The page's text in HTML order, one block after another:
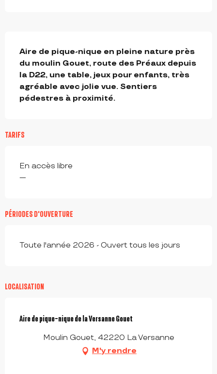
Aire de pique-nique en pleine nature près
du moulin Gouet, route des Préaux depuis
la D22, une table, jeux pour enfants, très
agréable avec jolie vue. Sentiers
pédestres à proximité.
TARIFS
En accès libre
—
PÉRIODES D'OUVERTURE
Toute l'année 2026 - Ouvert tous les jours
LOCALISATION
Aire de pique-nique de la Versanne Gouet
Moulin Gouet, 42220 La Versanne
M'y rendre